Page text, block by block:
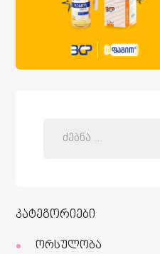
კატეგორიები
ორსულობა